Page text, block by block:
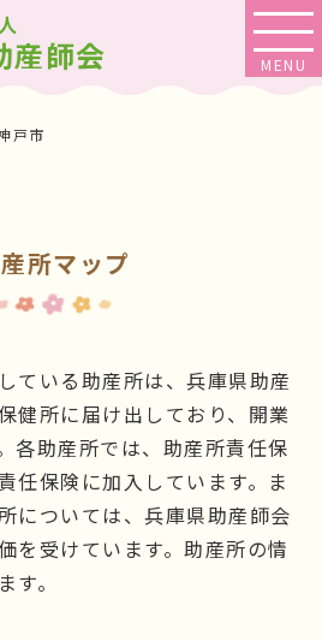
産師会
戸市
所マップ
ている助産所は、兵庫県助産
健所に届け出しており、開業
各助産所では、助産所責任保
任保険に加入しています。ま
については、兵庫県助産師会
を受けています。助産所の情
。